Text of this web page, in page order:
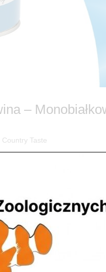
–
Country Taste